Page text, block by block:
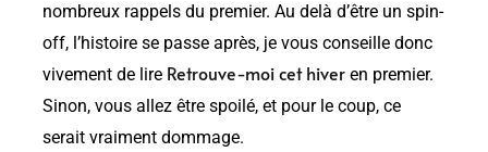
nombreux rappels du premier. Au delà d’être un spin-
off, l’histoire se passe après, je vous conseille donc
vivement de lire Retrouve-moi cet hiver en premier.
Sinon, vous allez être spoilé, et pour le coup, ce
serait vraiment dommage.